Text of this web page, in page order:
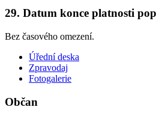
29. Datum konce platnosti
Bez časového omezení.
Úřední deska
Zpravodaj
Fotogalerie
Občan